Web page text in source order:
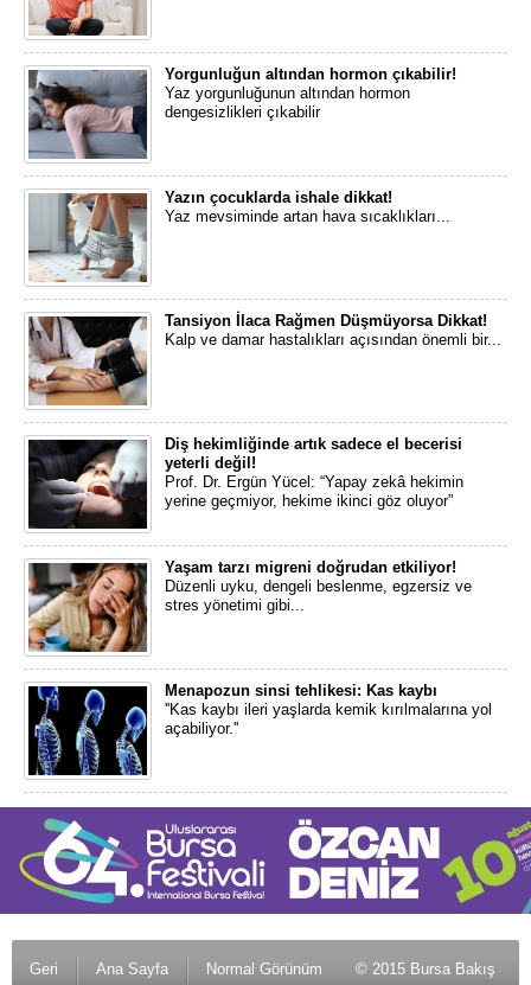
Yorgunluğun altından hormon çıkabilir!
Yaz yorgunluğunun altından hormon
dengesizlikleri çıkabilir
Yazın çocuklarda ishale dikkat!
Yaz mevsiminde artan hava sıcaklıkları...
Tansiyon İlaca Rağmen Düşmüyorsa Dikkat!
Kalp ve damar hastalıkları açısından önemli bir...
Diş hekimliğinde artık sadece el becerisi
yeterli değil!
Prof. Dr. Ergün Yücel: “Yapay zekâ hekimin
yerine geçmiyor, hekime ikinci göz oluyor”
Yaşam tarzı migreni doğrudan etkiliyor!
Düzenli uyku, dengeli beslenme, egzersiz ve
stres yönetimi gibi...
Menapozun sinsi tehlikesi: Kas kaybı
''Kas kaybı ileri yaşlarda kemik kırılmalarına yol
açabiliyor.''
Geri Ana Sayfa Normal Görünüm © 2015 Bursa Bakış